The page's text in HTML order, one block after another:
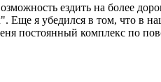
ездить на более
Еще я убедился в том, что в
постоянный комплекс по